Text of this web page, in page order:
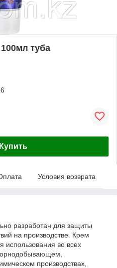
туба
Купить
Условия возврата
разработан для защиты
на производстве. Крем
использования во всех
производствах,